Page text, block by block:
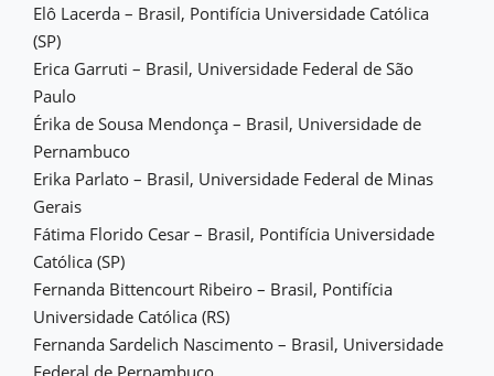
Elô Lacerda – Brasil, Pontifícia Universidade Católica
(SP)
Erica Garruti – Brasil, Universidade Federal de São
Paulo
Érika de Sousa Mendonça – Brasil, Universidade de
Pernambuco
Erika Parlato – Brasil, Universidade Federal de Minas
Gerais
Fátima Florido Cesar – Brasil, Pontifícia Universidade
Católica (SP)
Fernanda Bittencourt Ribeiro – Brasil, Pontifícia
Universidade Católica (RS)
Fernanda Sardelich Nascimento – Brasil, Universidade
Federal de Pernambuco